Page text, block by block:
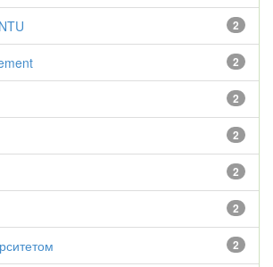
2
2
2
2
2
2
2